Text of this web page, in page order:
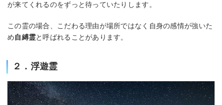
が来てくれるのをずっと待っていたりします。
この霊の場合、こだわる理由が場所ではなく自身の感情が強いた
め自縛霊と呼ばれることがあります。
２．浮遊霊